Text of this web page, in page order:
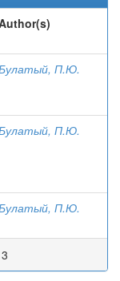
П.Ю.
П.Ю.
П.Ю.